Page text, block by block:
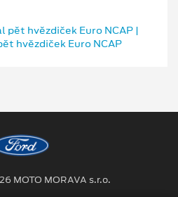
MOTO MORAVA s.r.o.